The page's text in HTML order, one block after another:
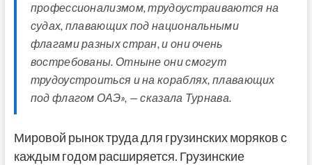
профессионализмом, трудоустраиваются на
судах, плавающих под национальными
флагами разных стран, и они очень
востребованы. Отныне они смогут
трудоустроиться и на кораблях, плавающих
под флагом ОАЭ», — сказала Турнава.
Мировой рынок труда для грузинских моряков с
каждым годом расширяется. Грузинские